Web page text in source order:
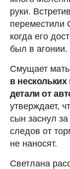
руки.
переместили
когда его
был в агонии.
Смущает мать
в
детали от
утверждает,
сын заснул
следов от
не наносят.
Светлана